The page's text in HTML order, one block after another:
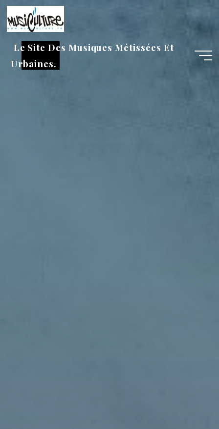
Aller
au
contenu
Le Site Des Musiques Métissées Et
Urbaines.